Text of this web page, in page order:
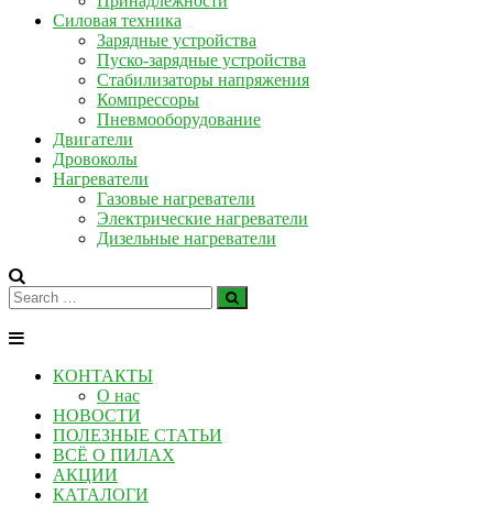
Силовая техника
Зарядные устройства
Пуско-зарядные устройства
Стабилизаторы напряжения
Компрессоры
Пневмооборудование
Двигатели
Дровоколы
Нагреватели
Газовые нагреватели
Электрические нагреватели
Дизельные нагреватели
КОНТАКТЫ
О нас
НОВОСТИ
ПОЛЕЗНЫЕ СТАТЬИ
ВСЁ О ПИЛАХ
АКЦИИ
КАТАЛОГИ